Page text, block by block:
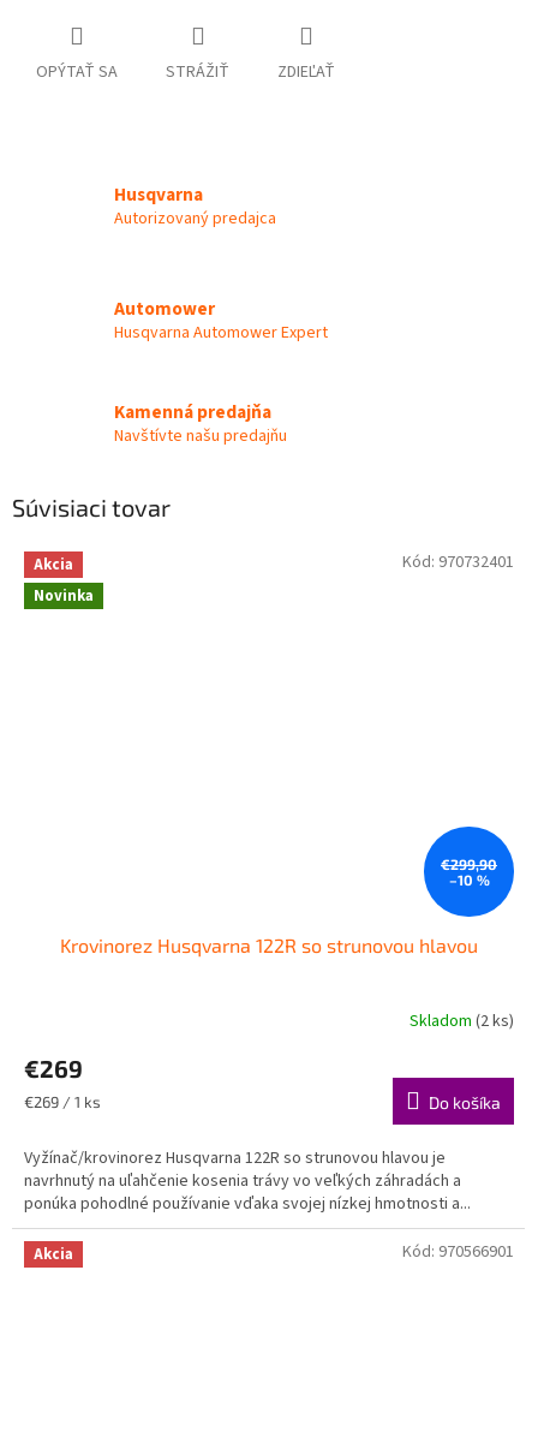
OPÝTAŤ SA STRÁŽIŤ ZDIEĽAŤ
Husqvarna
Autorizovaný predajca
Automower
Husqvarna Automower Expert
Kamenná predajňa
Navštívte našu predajňu
Súvisiaci tovar
Akcia
Novinka
€299,90
–10 %
Krovinorez Husqvarna 122R so strunovou hlavou
Skladom (2 ks)
€269
Jednotková
€269 / 1 ks Do košíka
Vyžínač/krovinorez Husqvarna 122R so strunovou hlavou je
navrhnutý na uľahčenie kosenia trávy vo veľkých záhradách a
ponúka pohodlné používanie vďaka svojej nízkej hmotnosti a...
Kód: 970732401
Akcia Kód: 970566901